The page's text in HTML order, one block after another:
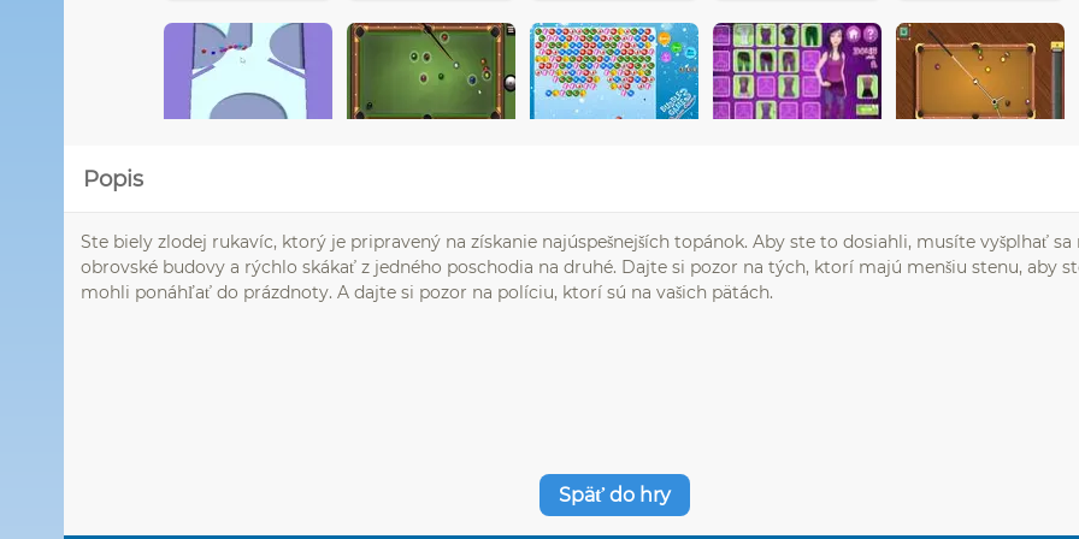
Popis
Ste biely zlodej rukavíc, ktorý je pripravený na získanie najúspešnejších topánok. Aby ste to dosiahli, musíte vyšplhať sa
obrovské budovy a rýchlo skákať z jedného poschodia na druhé. Dajte si pozor na tých, ktorí majú menšiu stenu, aby
mohli ponáhľať do prázdnoty. A dajte si pozor na políciu, ktorí sú na vašich pätách.
Späť do hry